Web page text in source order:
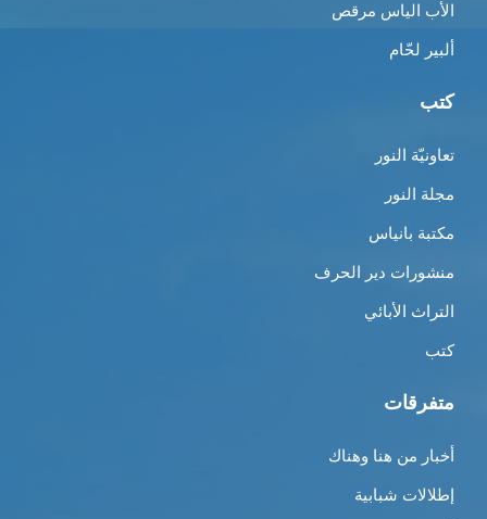
الأب الياس مرقص
ألبير لحّام
كتب
تعاونيّة النور
مجلة النور
مكتبة بانياس
منشورات دير الحرف
التراث الأبائي
كتب
متفرقات
أخبار من هنا وهناك
إطلالات شبابية